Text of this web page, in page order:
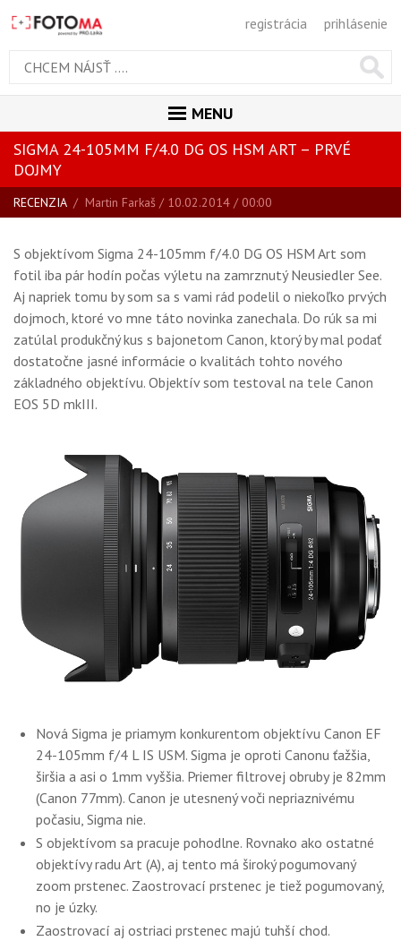
registrácia prihlásenie
MENU
ÚVOD
MAGAZÍN
VŠETKY ČLÁNKY
RECENZIE
NOVINKY
BLOG
SPRIEVODCA KÚPOU
ŠKOLA FOTOGRAFIE
SÚŤAŽE
KALENDÁR AKCIÍ
WORKSHOPY
OBCHOD
SIGMA 24-105MM F/4.0 DG OS HSM ART – PRVÉ
DOJMY
RECENZIA/ Martin Farkaš / 10.02.2014 / 00:00
S objektívom Sigma 24-105mm f/4.0 DG OS HSM Art som
fotil iba pár hodín počas výletu na zamrznutý Neusiedler See.
Aj napriek tomu by som sa s vami rád podelil o niekoľko prvých
dojmoch, ktoré vo mne táto novinka zanechala. Do rúk sa mi
zatúlal produkčný kus s bajonetom Canon, ktorý by mal podať
dostatočne jasné informácie o kvalitách tohto nového
základného objektívu. Objektív som testoval na tele Canon
EOS 5D mkIII.
Nová Sigma je priamym konkurentom objektívu Canon EF
24-105mm f/4 L IS USM. Sigma je oproti Canonu ťažšia,
širšia a asi o 1mm vyššia. Priemer filtrovej obruby je 82mm
(Canon 77mm). Canon je utesnený voči nepriaznivému
počasiu, Sigma nie.
S objektívom sa pracuje pohodlne. Rovnako ako ostatné
objektívy radu Art (A), aj tento má široký pogumovaný
zoom prstenec. Zaostrovací prstenec je tiež pogumovaný,
no je úzky.
Zaostrovací aj ostriaci prstenec majú tuhší chod.